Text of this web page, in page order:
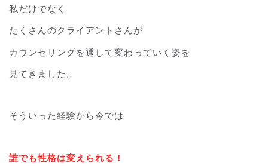
私だけでなく
たくさんのクライアントさんが
カウンセリングを通して変わっていく姿を
見てきました。
そういった経験から今では
誰でも性格は変えられる！